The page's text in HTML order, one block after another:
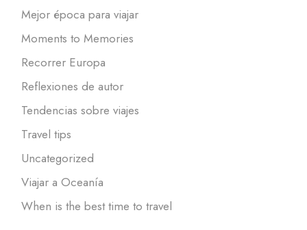
Mejor época para viajar
Moments to Memories
Recorrer Europa
Reflexiones de autor
Tendencias sobre viajes
Travel tips
Uncategorized
Viajar a Oceanía
When is the best time to travel